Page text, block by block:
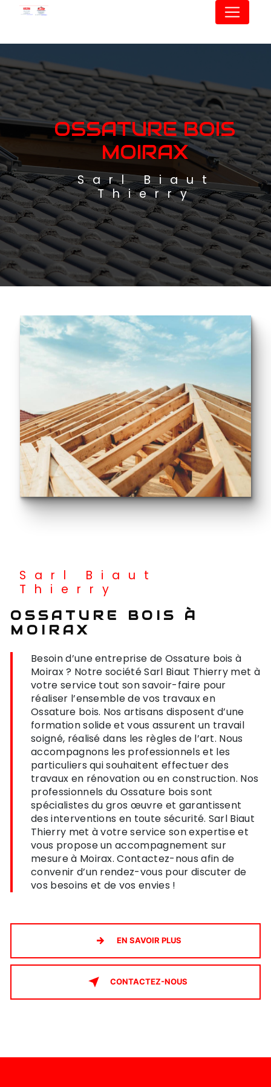
OSSATURE BOIS
MOIRAX
Sarl Biaut
Thierry
Sarl Biaut
Thierry
OSSATURE BOIS À
MOIRAX
Besoin d’une entreprise de Ossature bois à
Moirax ? Notre société Sarl Biaut Thierry met à
votre service tout son savoir-faire pour
réaliser l’ensemble de vos travaux en
Ossature bois. Nos artisans disposent d’une
formation solide et vous assurent un travail
soigné, réalisé dans les règles de l’art. Nous
accompagnons les professionnels et les
particuliers qui souhaitent effectuer des
travaux en rénovation ou en construction. Nos
professionnels du Ossature bois sont
spécialistes du gros œuvre et garantissent
des interventions en toute sécurité. Sarl Biaut
Thierry met à votre service son expertise et
vous propose un accompagnement sur
mesure à Moirax. Contactez-nous afin de
convenir d’un rendez-vous pour discuter de
vos besoins et de vos envies !
EN SAVOIR PLUS
CONTACTEZ-NOUS
Panneau de gestion des cookies